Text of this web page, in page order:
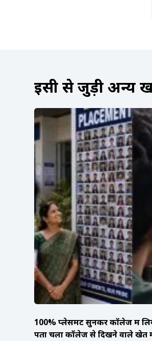
इसी से जुड़ी अन्य
100% प्लेसमेंट सुनकर कॉलेज में
पता चला कॉलेज से दिखने वाले खेत